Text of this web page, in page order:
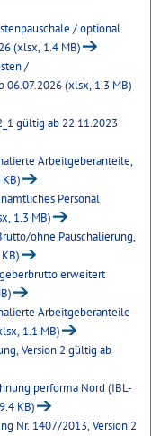
/ optional
mit TN-UHG ), Version 4_0 gültig ab 06.07.2026 (xlsx, 1.4 MB)
/
06.07.2026 (xlsx, 1.3 MB)
gültig ab 22.11.2023
Arbeitgeberanteile,
Personal
1.3 MB)
ohne Pauschalierung,
erweitert
Arbeitgeberanteile
Version 3_5 gültig ab 05.09.2025 (xlsx, 1.1 MB)
Version 2 gültig ab
performa Nord (IBL-
KB)
Nr. 1407/2013, Version 2